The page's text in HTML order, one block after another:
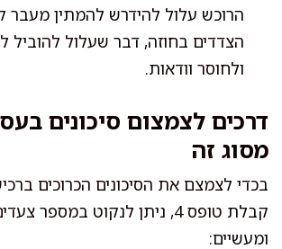
הרוכש עלול להידרש להמתין מעבר
הצדדים בחוזה, דבר שעלול להוביל
ולחוסר וודאות.
דרכים לצמצום סיכונים
מסוג זה
בכדי לצמצם את הסיכונים הכרוכים
קבלת טופס 4, ניתן לנקוט במספר
ומעשיים: